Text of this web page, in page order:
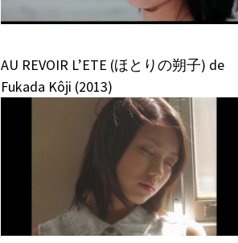
AU REVOIR L’ETE (ほとりの朔子) de
Fukada Kôji (2013)